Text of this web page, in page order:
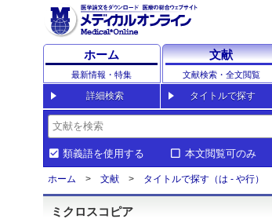
ホーム
最新情報・特集
文献
文献検索・全文閲覧
詳細検索 タイトルで探す
類義語を使用する 本文閲覧可のみ
ホーム 文献 タイトルで探す（は - や行）
ミクロスコピア